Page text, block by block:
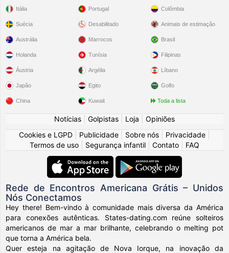
Itália
Suécia
Portugal
Desabilitado
Colômbia
Animais de estimação
Austrália
Holanda
Áustria
Japão
China
Marrocos
Tunísia
Argélia
Egito
Kuwait
Brasil
Filipinas
Líbano
Golfo
Toda a lista
Notícias Golpistas Loja
Opiniões
Cookies e LGPD
Publicidade Sobre nós Privacidade
Termos de uso
Segurança infantil Contato FAQ
Rede de Encontros Americana Grátis – Unidos
Nós Conectamos
Hey there! Bem-vindo à comunidade mais diversa da América
para conexões autênticas. States-dating.com reúne solteiros
americanos de mar a mar brilhante, celebrando o melting pot
que torna a América bela.
Quer esteja na agitação de Nova Iorque, na inovação da